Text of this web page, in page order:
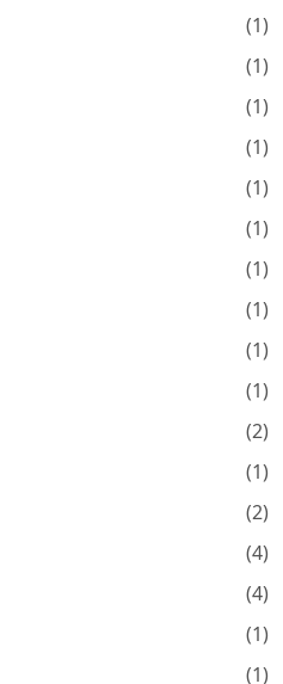
(1)
(1)
(1)
(1)
(1)
(1)
(1)
(1)
(1)
(1)
(2)
(1)
(2)
(4)
(4)
(1)
(1)